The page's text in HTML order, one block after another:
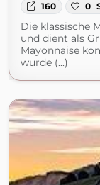
160 0
Die klassische
und dient als
Mayonnaise
wurde (...)